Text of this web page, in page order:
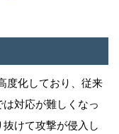
度化しており、従来
対応が難しくなっ
けて攻撃が侵⼊し